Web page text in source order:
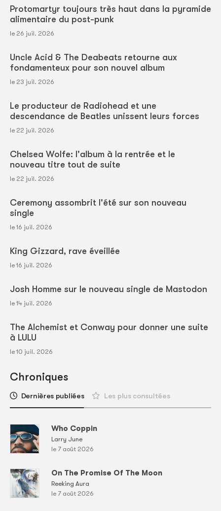
Protomartyr toujours très haut dans la pyramide
alimentaire du post-punk
le 26 juil. 2026
Uncle Acid & The Deabeats retourne aux
fondamenteux pour son nouvel album
le 23 juil. 2026
Le producteur de Radiohead et une
descendance de Beatles unissent leurs forces
le 22 juil. 2026
Chelsea Wolfe: l'album à la rentrée et le
nouveau titre tout de suite
le 22 juil. 2026
Ceremony assombrit l'été sur son nouveau
single
le 16 juil. 2026
King Gizzard, rave éveillée
le 16 juil. 2026
Josh Homme sur le nouveau single de Mastodon
le 14 juil. 2026
The Alchemist et Conway pour donner une suite
à LULU
le 10 juil. 2026
Chroniques
Dernières publiées Les plus consultées
Who Coppin
Larry June
le 7 août 2026
On The Promise Of The Moon
Reeking Aura
le 7 août 2026